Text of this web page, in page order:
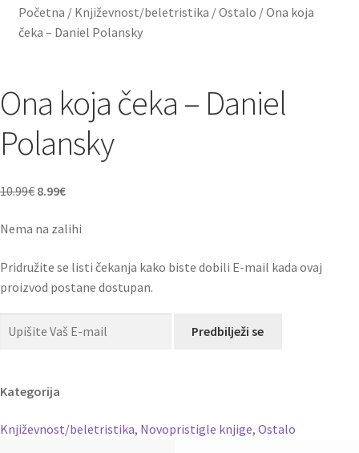
Početna / Književnost/beletristika /Ostalo /Ona koja
čeka – Daniel Polansky
Ona koja čeka – Daniel
Polansky
10.99€ Izvorna
bila
10.99€.
8.99€Trenutna
je:
Nema na zalihi
Pridružite se listi čekanja kako biste dobili E-mail kada ovaj
proizvod postane dostupan.
Predbilježi se
Kategorija
Književnost/beletristika, Novopristigle knjige, Ostalo